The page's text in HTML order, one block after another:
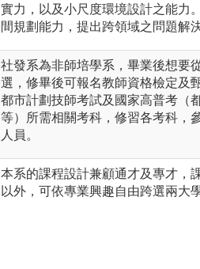
實力，以及小尺度環境設計之能力
間規劃能力，提出跨領域之問題解
社發系為非師培學系，畢業後想要
選，修畢後可報名教師資格檢定及
都市計劃技師考試及國家高普考（
等）所需相關考科，修習各考科，
人員。
本系的課程設計兼顧通才及專才，
以外，可依專業興趣自由跨選兩大